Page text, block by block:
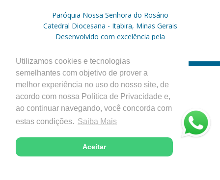
Utilizamos cookies e tecnologias
semelhantes com objetivo de prover a
melhor experiência no uso do nosso site, de
acordo com nossa Política de Privacidade e,
ao continuar navegando, você concorda com
estas condições. Saiba Mais
Aceitar
Paróquia Nossa Senhora do Rosário
Catedral Diocesana - Itabira, Minas Gerais
Desenvolvido com excelência pela